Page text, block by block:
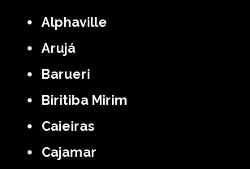
Alphaville
Arujá
Barueri
Biritiba Mirim
Caieiras
Cajamar